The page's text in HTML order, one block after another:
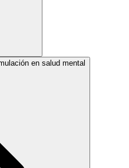
en salud mental